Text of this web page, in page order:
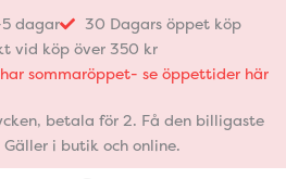
dagar
30 Dagars öppet köp
vid köp över 350 kr
sommaröppet- se öppettider här
betala för 2. Få den billigaste
i butik och online.